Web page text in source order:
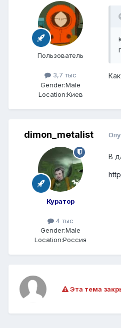
Пользователь
3,7 тыс
Gender:Male
Location:Киев
dimon_metalist
Куратор
4 тыс
Gender:Male
Location:Россия
В
Эта тема